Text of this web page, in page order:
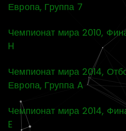
Европа, Группа 7
Чемпионат мира 2010,
H
Чемпионат мира 2014,
Европа, Группа A
Чемпионат мира 2014,
E